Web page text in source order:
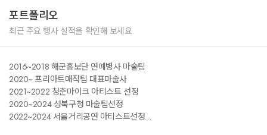
포트폴리오
최근 주요 행사 실적을 확인해 보세요.
2016~2018 해군홍보단 연예병사 마술팀
2020~ 프리아트매직팀 대표마술사
2021~2022 청춘마이크 아티스트 선정
2020~2024 성북구청 마술팀선정
2022~2024 서울거리공연 아티스트선정